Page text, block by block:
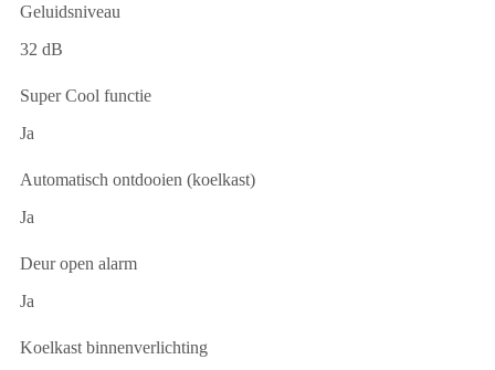
Geluidsniveau
32 dB
Super Cool functie
Ja
Automatisch ontdooien (koelkast)
Ja
Deur open alarm
Ja
Koelkast binnenverlichting